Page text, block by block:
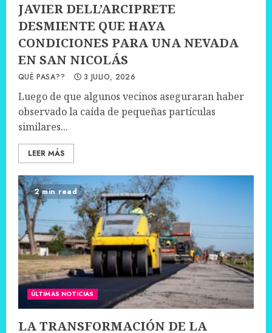
JAVIER DELL’ARCIPRETE
DESMIENTE QUE HAYA
CONDICIONES PARA UNA NEVADA
EN SAN NICOLÁS
QUÉ PASA?? 3 JULIO, 2026
Luego de que algunos vecinos aseguraran haber
observado la caída de pequeñas partículas
similares...
LEER MÁS
2 min read
ÚLTIMAS NOTICIAS
LA TRANSFORMACIÓN DE LA